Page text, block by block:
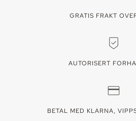
GRATIS FRAKT
AUTORISERT
BETAL MED KLARNA,